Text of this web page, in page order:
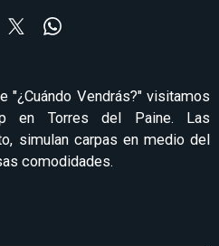
"¿Cuándo Vendrás?" visitamos
en Torres del Paine. Las
simulan carpas en medio del
comodidades.